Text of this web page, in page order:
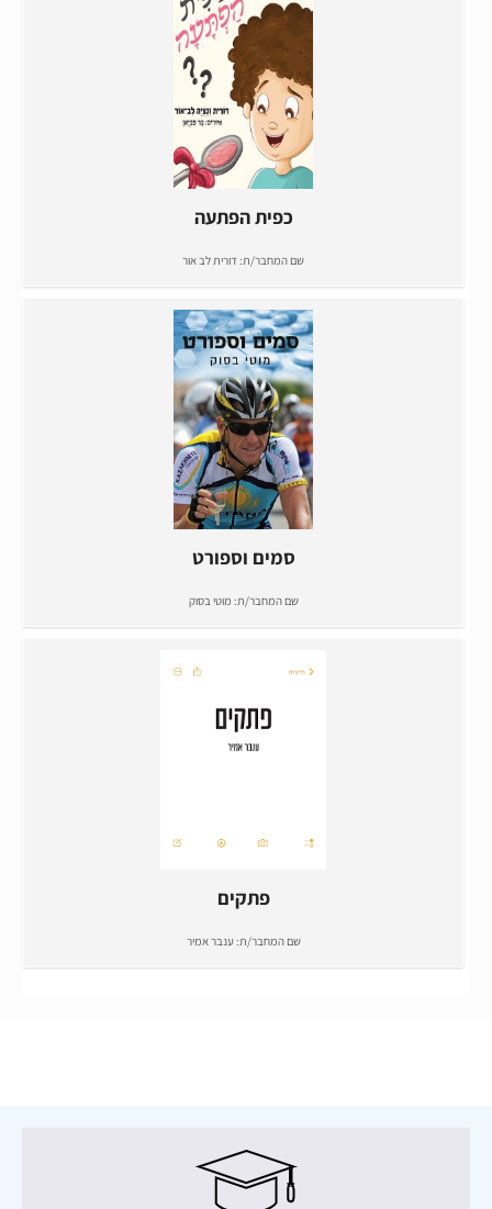
כפית הפתעה
שם המחבר/ת:דורית לב אור
סמים וספורט
שם המחבר/ת: מוטי בסוק
פתקים
שם המחבר/ת:ענבר אמיר